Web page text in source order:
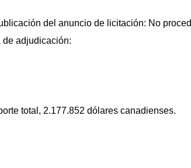
del anuncio de licitación: No
de adjudicación:
total, 2.177.852 dólares canadienses.